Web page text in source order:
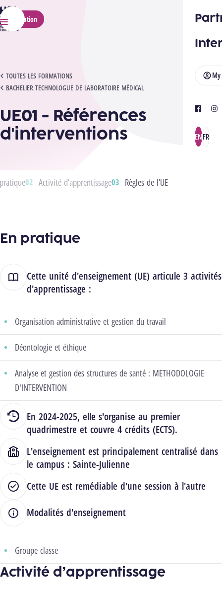
HELMo
Menu
My
facebook
ENFR
Application
TOUTES LES FORMATIONS
BACHELIER TECHNOLOGUE DE LABORATOIRE MÉDICAL
UE01 - RÉFÉRENCES D'INTERVENTIONS
UE01 - Références
d'interventions
Activité d’apprentissage Règles de l’UE
En pratique
Cette unité d'enseignement (UE) articule 3 activités
d'apprentissage :
Organisation administrative et gestion du travail
Déontologie et éthique
Analyse et gestion des structures de santé : METHODOLOGIE
D'INTERVENTION
En 2024-2025, elle s'organise au premier
quadrimestre et couvre 4 crédits (ECTS).
L'enseignement est principalement centralisé dans
le campus : Sainte-Julienne
Cette UE est remédiable d'une session à l'autre
Modalités d'enseignement
Groupe classe
Activité d’apprentissage